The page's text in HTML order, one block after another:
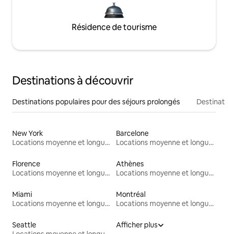
Résidence de tourisme
Destinations à découvrir
Destinations populaires pour des séjours prolongés
New York
Locations moyenne et longue durée
Barcelone
Locations moyenne et longue durée
Florence
Locations moyenne et longue durée
Athènes
Locations moyenne et longue durée
Miami
Locations moyenne et longue durée
Montréal
Locations moyenne et longue durée
Seattle
Afficher plus